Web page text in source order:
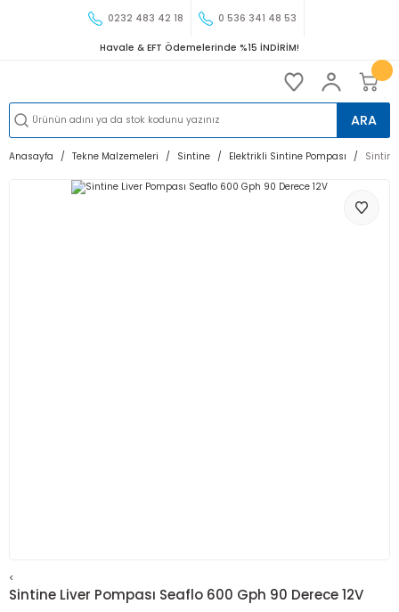
0232 483 42 18 0 536 341 48 53
Havale & EFT Ödemelerinde %15 İNDİRİM!
ARA
Anasayfa Tekne Malzemeleri Sintine Elektrikli Sintine Pompası
<
Sintine Liver Pompası Seaflo 600 Gph 90 Derece 12V